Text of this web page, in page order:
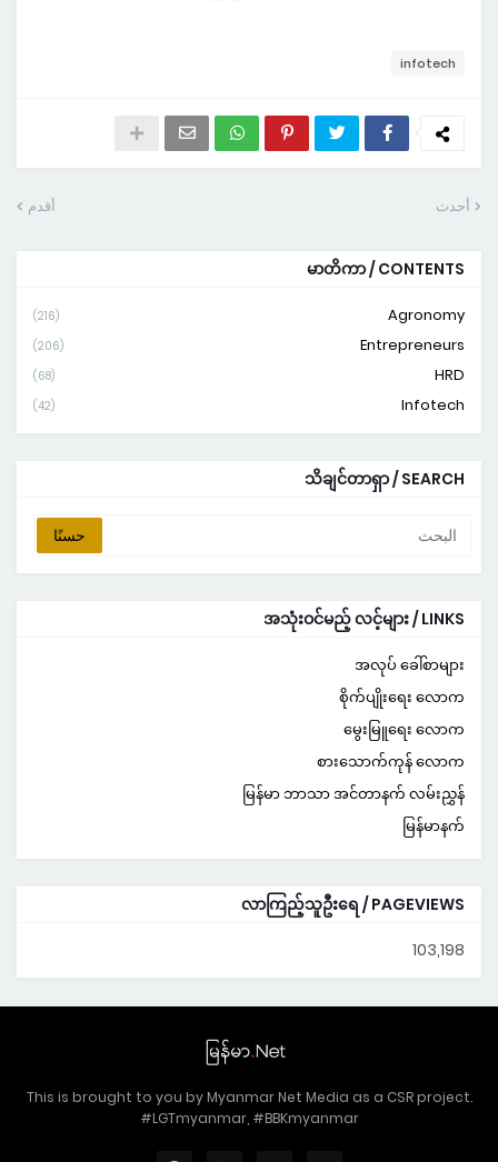
infotech
أحدث أقدم
မာတိကာ / CONTENTS
Agronomy
(216)
Entrepreneurs
(206)
HRD
(68)
Infotech
(42)
သိချင်တာရှာ / SEARCH
အသုံးဝင်မည့် လင့်များ / LINKS
အလုပ် ခေါ်စာများ
စိုက်ပျိုးရေး လောက
မွေးမြူရေး လောက
စားသောက်ကုန် လောက
မြန်မာ ဘာသာ အင်တာနက် လမ်းညွှန်
မြန်မာနက်
လာကြည့်သူဦးရေ / PAGEVIEWS
103,198
This is brought to you by Myanmar Net Media as a CSR project.
#LGTmyanmar, #BBKmyanmar